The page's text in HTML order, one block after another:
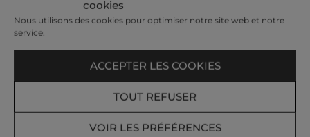
cookies
Nous utilisons des cookies pour optimiser notre site web et notre
service.
ACCEPTER LES COOKIES
TOUT REFUSER
VOIR LES PRÉFÉRENCES